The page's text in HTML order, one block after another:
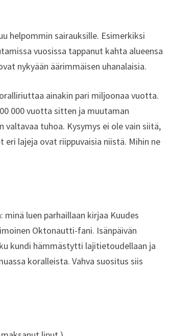
helpommin sairauksille. Esimerkiksi
vuosissa tappanut kahta alueensa
nykyään äärimmäisen uhanalaisia.
ainakin pari miljoonaa vuotta.
000 vuotta sitten ja muutaman
valtavaa tuhoa. Kysymys ei ole vain siitä,
lajeja ovat riippuvaisia niistä. Mihin ne
luen parhaillaan kirjaa Kuudes
Oktonautti-fani. Isänpäivän
kundi hämmästytti lajitietoudellaan ja
koralleista. Vahva suositus siis